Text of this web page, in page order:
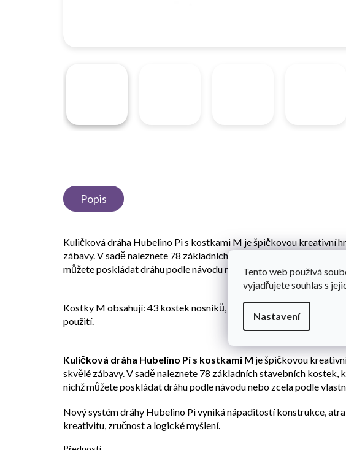
Tento web používá
vyjadřujete souhlas s
Nastavení
Popis
Kuličková dráha Hubelino Pi s kostkami M je špičkovou kreativní
zábavy. V sadě naleznete 78 základních stavebních kostek, které
můžete poskládat dráhu podle návodu nebo zcela podle vlastní
Kostky M obsahují: 43 kostek nosníků, 30 kostek vazníků, 1
použití.
Kuličková dráha Hubelino Pi s kostkami M je špičkovou
skvělé zábavy. V sadě naleznete 78 základních stavebních
nichž můžete poskládat dráhu podle návodu nebo zcela podle
Nový systém dráhy Hubelino Pi vyniká nápaditostí konstrukce,
kreativitu, zručnost a logické myšlení.